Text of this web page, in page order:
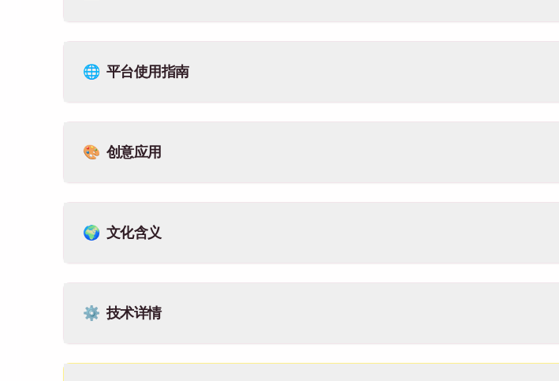
🌐 平台使用指南
🎨 创意应用
🌍 文化含义
⚙️ 技术详情